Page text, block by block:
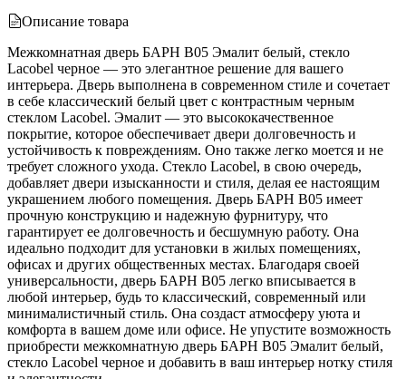
Описание товара
Межкомнатная дверь БАРН B05 Эмалит белый, стекло
Lacobel черное — это элегантное решение для вашего
интерьера. Дверь выполнена в современном стиле и сочетает
в себе классический белый цвет с контрастным черным
стеклом Lacobel. Эмалит — это высококачественное
покрытие, которое обеспечивает двери долговечность и
устойчивость к повреждениям. Оно также легко моется и не
требует сложного ухода. Стекло Lacobel, в свою очередь,
добавляет двери изысканности и стиля, делая ее настоящим
украшением любого помещения. Дверь БАРН B05 имеет
прочную конструкцию и надежную фурнитуру, что
гарантирует ее долговечность и бесшумную работу. Она
идеально подходит для установки в жилых помещениях,
офисах и других общественных местах. Благодаря своей
универсальности, дверь БАРН B05 легко вписывается в
любой интерьер, будь то классический, современный или
минималистичный стиль. Она создаст атмосферу уюта и
комфорта в вашем доме или офисе. Не упустите возможность
приобрести межкомнатную дверь БАРН B05 Эмалит белый,
стекло Lacobel черное и добавить в ваш интерьер нотку стиля